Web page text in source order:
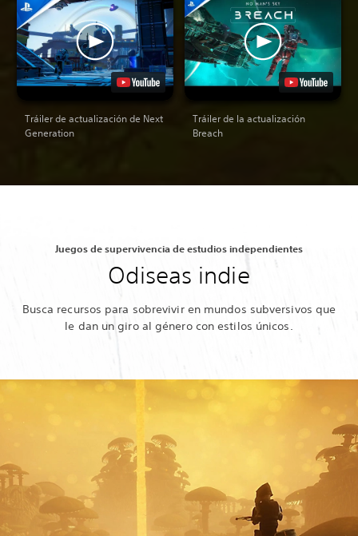
Tráiler de actualización de Next
Generation
Tráiler de la actualización
Breach
Juegos de supervivencia de estudios independientes
Odiseas indie
Busca recursos para sobrevivir en mundos subversivos que
le dan un giro al género con estilos únicos.